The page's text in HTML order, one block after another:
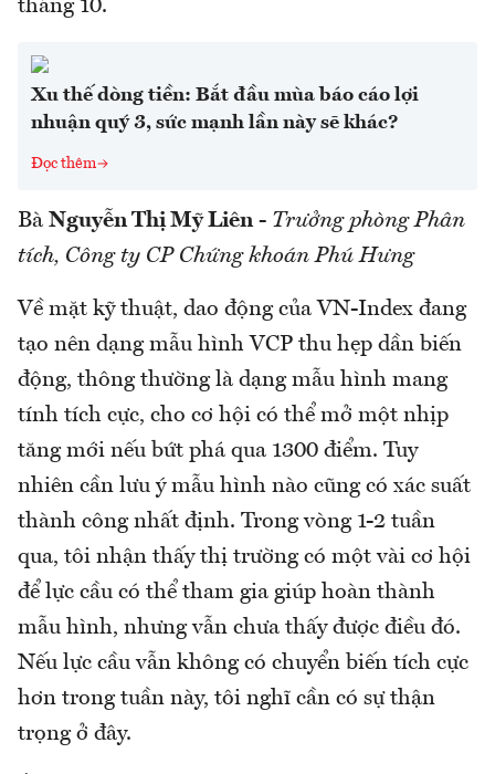
tháng 10.
Xu thế dòng tiền: Bắt đầu mùa báo cáo lợi
nhuận quý 3, sức mạnh lần này sẽ khác?
Đọc thêm
Bà Nguyễn Thị Mỹ Liên- Trưởng phòng Phân
tích, Công ty CP Chứng khoán Phú Hưng
Về mặt kỹ thuật, dao động của VN-Index đang
tạo nên dạng mẫu hình VCP thu hẹp dần biến
động, thông thường là dạng mẫu hình mang
tính tích cực, cho cơ hội có thể mở một nhịp
tăng mới nếu bứt phá qua 1300 điểm. Tuy
nhiên cần lưu ý mẫu hình nào cũng có xác suất
thành công nhất định. Trong vòng 1-2 tuần
qua, tôi nhận thấy thị trường có một vài cơ hội
để lực cầu có thể tham gia giúp hoàn thành
mẫu hình, nhưng vẫn chưa thấy được điều đó.
Nếu lực cầu vẫn không có chuyển biến tích cực
hơn trong tuần này, tôi nghĩ cần có sự thận
trọng ở đây.